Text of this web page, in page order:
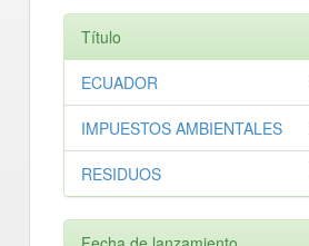
Título
ECUADOR
IMPUESTOS AMBIENTALES
RESIDUOS